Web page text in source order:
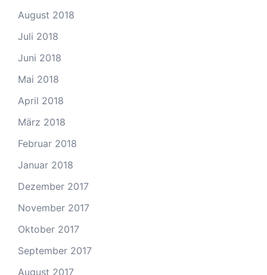
August 2018
Juli 2018
Juni 2018
Mai 2018
April 2018
März 2018
Februar 2018
Januar 2018
Dezember 2017
November 2017
Oktober 2017
September 2017
August 2017